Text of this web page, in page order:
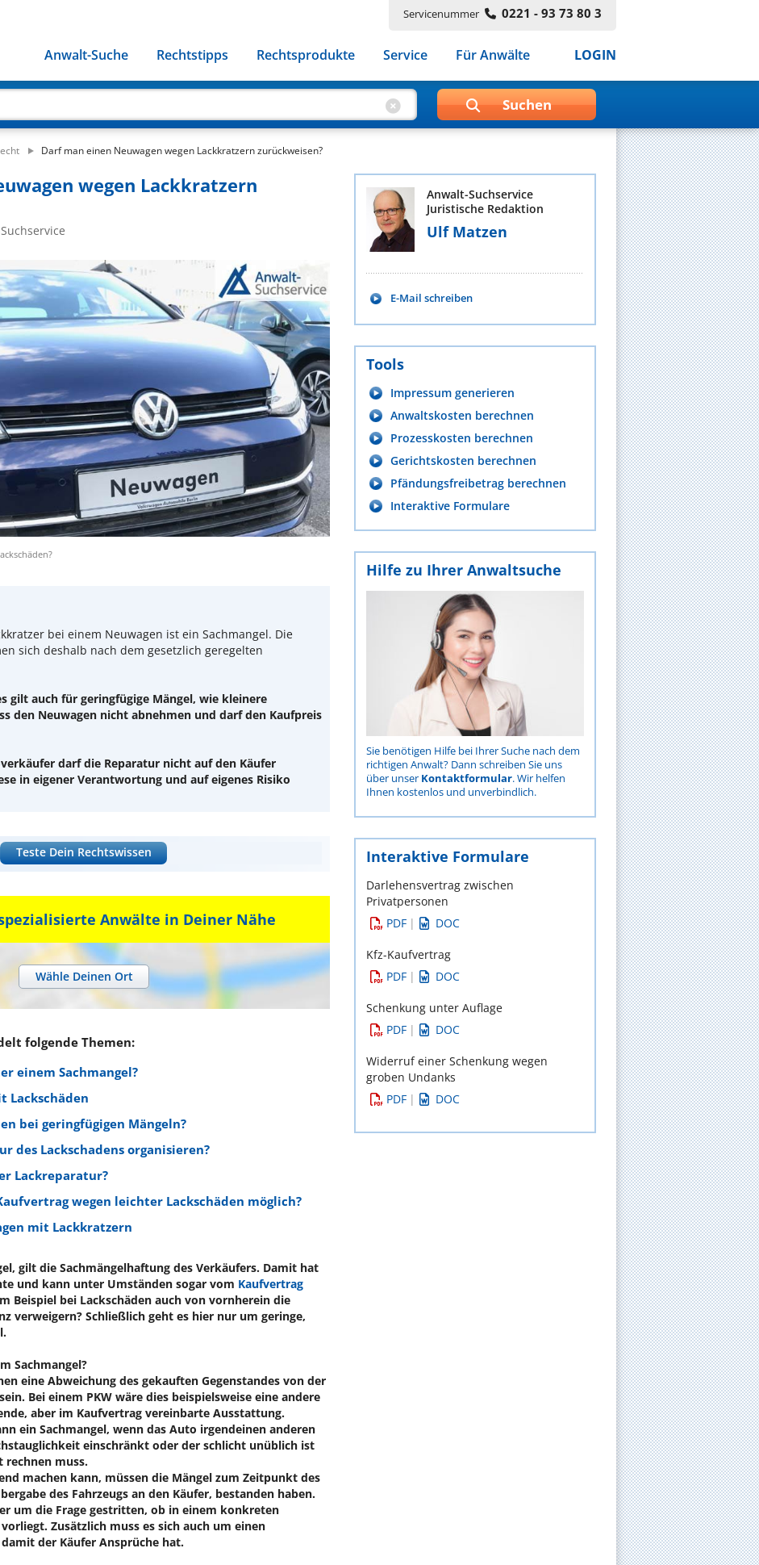
Servicenummer 0221 - 93 73 80 3
Anwalt-Suche Rechtstipps Rechtsprodukte Service Für Anwälte LOGIN
Darf man einen Neuwagen wegen Lackkratzern zurückweisen?
wegen Lackkratzern
bei einem Neuwagen ist ein Sachmangel. Die
sich deshalb nach dem gesetzlich geregelten
gilt auch für geringfügige Mängel, wie kleinere
den Neuwagen nicht abnehmen und darf den Kaufpreis
darf die Reparatur nicht auf den Käufer
in eigener Verantwortung und auf eigenes Risiko
Teste Dein Rechtswissen
Anwälte in Deiner Nähe
Wähle Deinen Ort
folgende Themen:
einem Sachmangel?
Lackschäden
bei geringfügigen Mängeln?
des Lackschadens organisieren?
Lackreparatur?
wegen leichter Lackschäden möglich?
mit Lackkratzern
gilt die Sachmängelhaftung des Verkäufers. Damit hat
und kann unter Umständen sogar vom Kaufvertrag
Beispiel bei Lackschäden auch von vornherein die
verweigern? Schließlich geht es hier nur um geringe,
Sachmangel?
eine Abweichung des gekauften Gegenstandes von der
Bei einem PKW wäre dies beispielsweise eine andere
aber im Kaufvertrag vereinbarte Ausstattung.
ein Sachmangel, wenn das Auto irgendeinen anderen
einschränkt oder der schlicht unüblich ist
rechnen muss.
machen kann, müssen die Mängel zum Zeitpunkt des
des Fahrzeugs an den Käufer, bestanden haben.
um die Frage gestritten, ob in einem konkreten
Zusätzlich muss es sich auch um einen
der Käufer Ansprüche hat.
Anwalt-Suchservice
Juristische Redaktion
Ulf Matzen
E-Mail schreiben
Tools
Impressum generieren
Anwaltskosten berechnen
Prozesskosten berechnen
Gerichtskosten berechnen
Pfändungsfreibetrag berechnen
Interaktive Formulare
Hilfe zu Ihrer Anwaltsuche
Sie benötigen Hilfe bei Ihrer Suche nach dem
richtigen Anwalt? Dann schreiben Sie uns
über unser Kontaktformular. Wir helfen
Ihnen kostenlos und unverbindlich.
Interaktive Formulare
Darlehensvertrag zwischen
Privatpersonen
PDF | DOC
Kfz-Kaufvertrag
PDF | DOC
Schenkung unter Auflage
PDF | DOC
Widerruf einer Schenkung wegen
groben Undanks
PDF | DOC